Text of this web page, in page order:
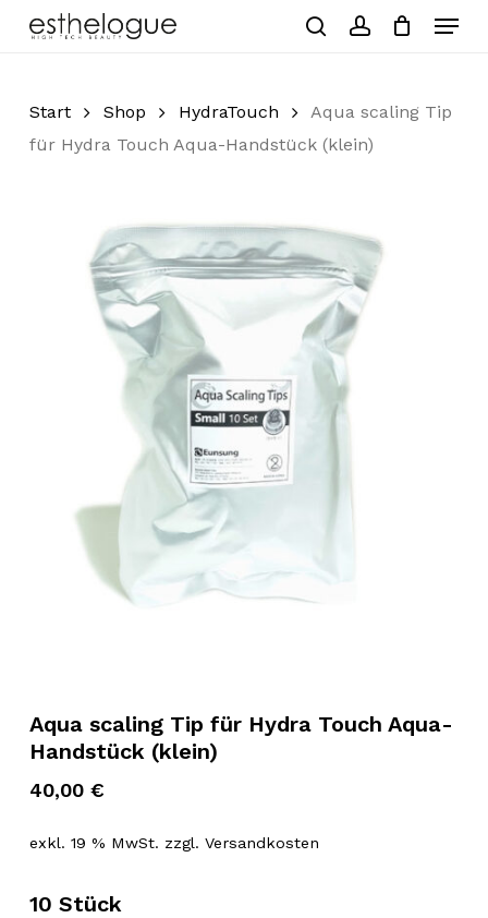
Menu
Start Shop HydraTouch
Aqua scaling Tip
für Hydra Touch Aqua-Handstück (klein)
Aqua scaling Tip für Hydra Touch Aqua-
Handstück (klein)
40,00 €
exkl. 19 % MwSt. zzgl. Versandkosten
10 Stück